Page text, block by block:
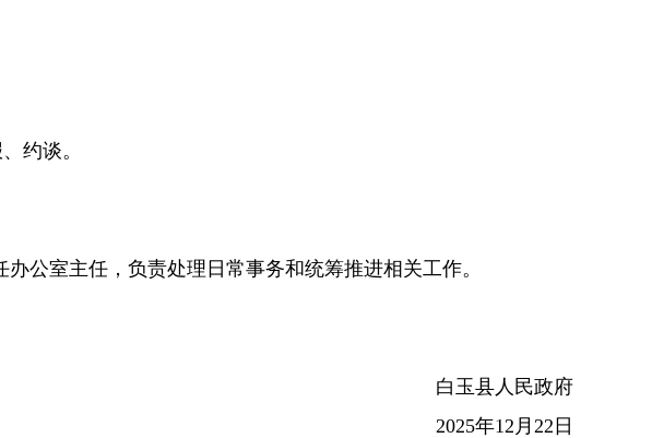
约谈。
公室主任，负责处理日常事务和统筹推进相关工作。
人民政府
12月22日